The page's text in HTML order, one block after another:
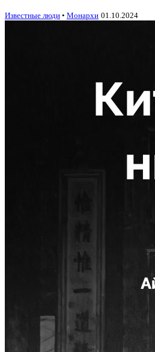
Известные люди • Монархи 01.10.2024